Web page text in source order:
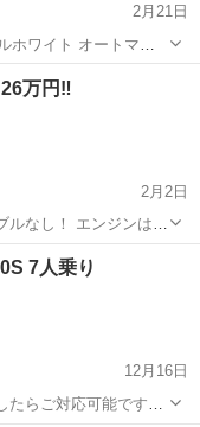
2月21日
ホワイト オートマ
アロ 純正１７イン
ラー HID 車検８年１
パールホワイト
万円‼️
2月2日
ンジン
7人乗り
12月16日
たらご対応可能です！